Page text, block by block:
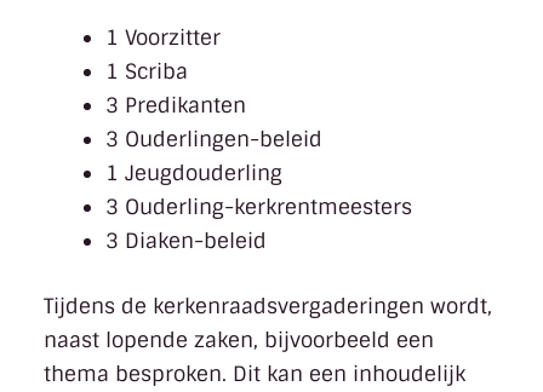
1 Voorzitter
1 Scriba
3 Predikanten
3 Ouderlingen-beleid
1 Jeugdouderling
3 Ouderling-kerkrentmeesters
3 Diaken-beleid
Tijdens de kerkenraadsvergaderingen wordt,
naast lopende zaken, bijvoorbeeld een
thema besproken. Dit kan een inhoudelijk